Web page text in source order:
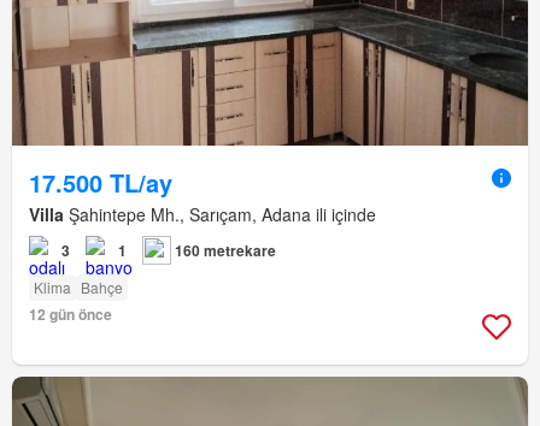
17.500 TL/ay
Villa Şahintepe Mh., Sarıçam, Adana ili içinde
3 1 160 metrekare
Klima Bahçe
12 gün önce